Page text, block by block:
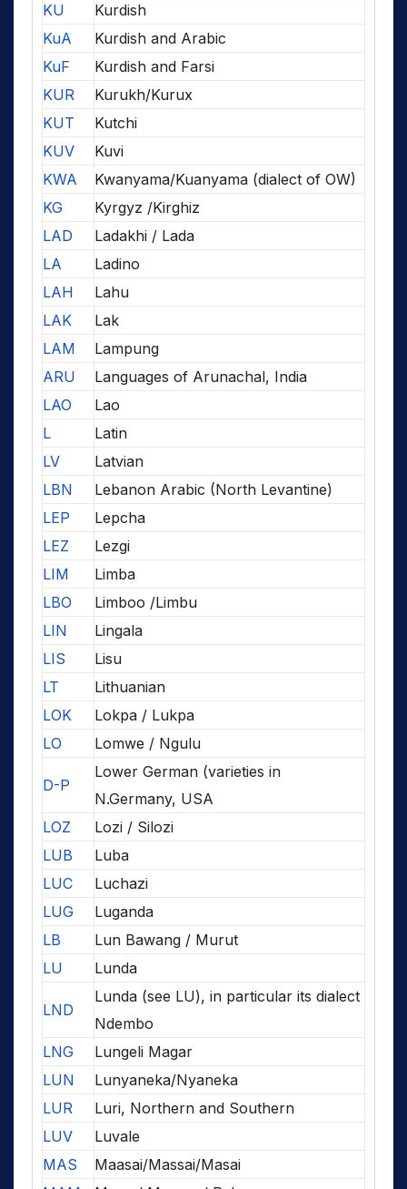
KU
Kurdish
KuA
Kurdish and Arabic
KuF
Kurdish and Farsi
KUR
Kurukh/Kurux
KUT
Kutchi
KUV
Kuvi
KWA
Kwanyama/Kuanyama (dialect of OW)
KG
Kyrgyz /Kirghiz
LAD
Ladakhi / Lada
LA
Ladino
LAH
Lahu
LAK
Lak
LAM
Lampung
ARU
Languages of Arunachal, India
LAO
Lao
L
Latin
LV
Latvian
LBN
Lebanon Arabic (North Levantine)
LEP
Lepcha
LEZ
Lezgi
LIM
Limba
LBO
Limboo /Limbu
LIN
Lingala
LIS
Lisu
LT
Lithuanian
LOK
Lokpa / Lukpa
LO
Lomwe / Ngulu
D-P
Lower German (varieties in
N.Germany, USA
LOZ
Lozi / Silozi
LUB
Luba
LUC
Luchazi
LUG
Luganda
LB
Lun Bawang / Murut
LU
Lunda
LND
Lunda (see LU), in particular its dialect
Ndembo
LNG
Lungeli Magar
LUN
Lunyaneka/Nyaneka
LUR
Luri, Northern and Southern
LUV
Luvale
MAS
Maasai/Massai/Masai